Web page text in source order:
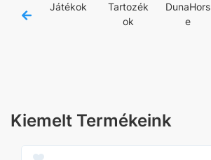
Játékok
Tartozék
ok
DunaHors
e
Kiemelt Termékeink